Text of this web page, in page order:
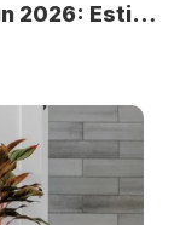
Pajak Honda Brio Satya Tahun 2026: Estimasi Biaya dan Faktor Penentu